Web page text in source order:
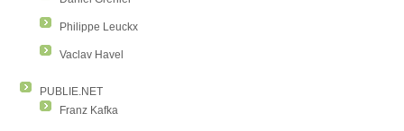
Philippe Leuckx
Vaclav Havel
PUBLIE.NET
Franz Kafka